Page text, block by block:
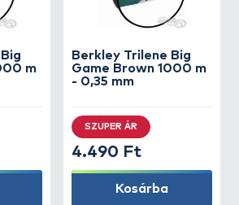
m
Berkley Trilene Big
Game Brown 1000 m
- 0,35 mm
SZUPER ÁR
4.490 Ft
Kosárba